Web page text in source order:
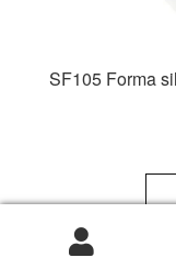
SF105 Forma